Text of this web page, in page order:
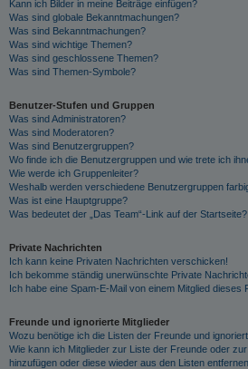
Kann ich Bilder in meine Beiträge einfügen?
Was sind globale Bekanntmachungen?
Was sind Bekanntmachungen?
Was sind wichtige Themen?
Was sind geschlossene Themen?
Was sind Themen-Symbole?
Benutzer-Stufen und Gruppen
Was sind Administratoren?
Was sind Moderatoren?
Was sind Benutzergruppen?
Wo finde ich die Benutzergruppen und wie trete ich
Wie werde ich Gruppenleiter?
Weshalb werden verschiedene Benutzergruppen
Was ist eine Hauptgruppe?
Was bedeutet der „Das Team“-Link auf der Startseite?
Private Nachrichten
Ich kann keine Privaten Nachrichten verschicken!
Ich bekomme ständig unerwünschte Private
Ich habe eine Spam-E-Mail von einem Mitglied dieses
Freunde und ignorierte Mitglieder
Wozu benötige ich die Listen der Freunde und
Wie kann ich Mitglieder zur Liste der Freunde oder
hinzufügen oder diese wieder aus den Listen